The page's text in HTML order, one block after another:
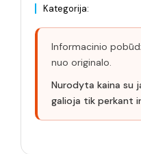
Kategorija:
Informacinio
nuo originalo.
Nurodyta kaina su
galioja tik perkant